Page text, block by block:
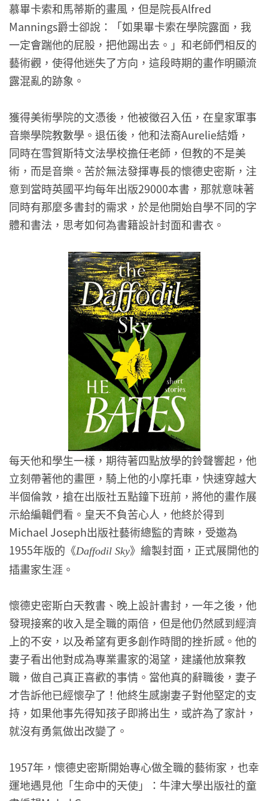
慕畢卡索和馬蒂斯的畫風，但是院長Alfred
Mannings爵士卻說：「如果畢卡索在學院露面，我
一定會踹他的屁股，把他踢出去。」和老師們相反的
藝術觀，使得他迷失了方向，這段時期的畫作明顯流
露混亂的跡象。
獲得美術學院的文憑後，他被徵召入伍，在皇家軍事
音樂學院教數學。退伍後，他和法裔Aurelie結婚，
同時在雪賀斯特文法學校擔任老師，但教的不是美
術，而是音樂。苦於無法發揮專長的懷德史密斯，注
意到當時英國平均每年出版29000本書，那就意味著
同時有那麼多書封的需求，於是他開始自學不同的字
體和書法，思考如何為書籍設計封面和書衣。
每天他和學生一樣，期待著四點放學的鈴聲響起，他
立刻帶著他的畫匣，騎上他的小摩托車，快速穿越大
半個倫敦，搶在出版社五點鐘下班前，將他的畫作展
示給編輯們看。皇天不負苦心人，他終於得到
Michael Joseph出版社藝術總監的青睞，受邀為
1955年版的《Daffodil Sky》繪製封面，正式展開他的
插畫家生涯。
懷德史密斯白天教書、晚上設計書封，一年之後，他
發現接案的收入是全職的兩倍，但是他仍然感到經濟
上的不安，以及希望有更多創作時間的挫折感。他的
妻子看出他對成為專業畫家的渴望，建議他放棄教
職，做自己真正喜歡的事情。當他真的辭職後，妻子
才告訴他已經懷孕了！他終生感謝妻子對他堅定的支
持，如果他事先得知孩子即將出生，或許為了家計，
就沒有勇氣做出改變了。
1957年，懷德史密斯開始專心做全職的藝術家，也幸
運地遇見他「生命中的天使」：牛津大學出版社的童